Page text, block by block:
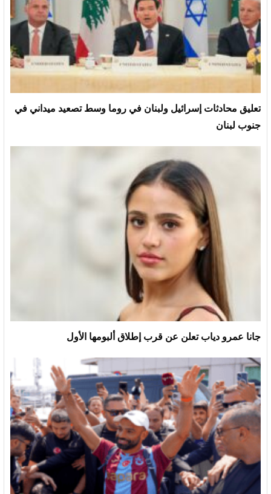
تعليق محادثات إسرائيل ولبنان في روما وسط تصعيد ميداني في
جنوب لبنان
جانا عمرو دياب تعلن عن قرب إطلاق ألبومها الأول